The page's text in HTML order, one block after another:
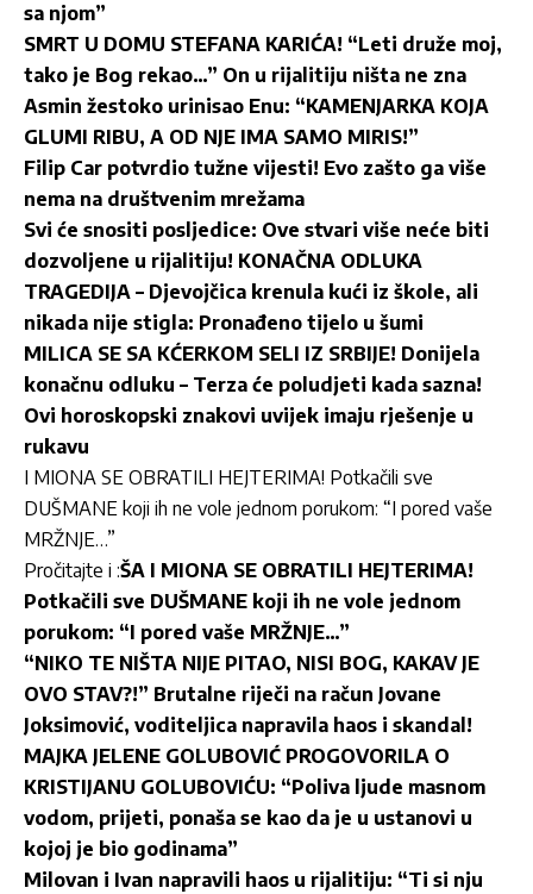
sa njom”
SMRT U DOMU STEFANA KARIĆA! “Leti druže moj,
tako je Bog rekao…” On u rijalitiju ništa ne zna
Asmin žestoko urinisao Enu: “KAMENJARKA KOJA
GLUMI RIBU, A OD NJE IMA SAMO MIRIS!”
Filip Car potvrdio tužne vijesti! Evo zašto ga više
nema na društvenim mrežama
Svi će snositi posljedice: Ove stvari više neće biti
dozvoljene u rijalitiju! KONAČNA ODLUKA
TRAGEDIJA – Djevojčica krenula kući iz škole, ali
nikada nije stigla: Pronađeno tijelo u šumi
MILICA SE SA KĆERKOM SELI IZ SRBIJE! Donijela
konačnu odluku – Terza će poludjeti kada sazna!
Ovi horoskopski znakovi uvijek imaju rješenje u
rukavu
I MIONA SE OBRATILI HEJTERIMA! Potkačili sve
DUŠMANE koji ih ne vole jednom porukom: “I pored vaše
MRŽNJE…”
Pročitajte i :ŠA I MIONA SE OBRATILI HEJTERIMA!
Potkačili sve DUŠMANE koji ih ne vole jednom
porukom: “I pored vaše MRŽNJE…”
“NIKO TE NIŠTA NIJE PITAO, NISI BOG, KAKAV JE
OVO STAV?!” Brutalne riječi na račun Jovane
Joksimović, voditeljica napravila haos i skandal!
MAJKA JELENE GOLUBOVIĆ PROGOVORILA O
KRISTIJANU GOLUBOVIĆU: “Poliva ljude masnom
vodom, prijeti, ponaša se kao da je u ustanovi u
kojoj je bio godinama”
Milovan i Ivan napravili haos u rijalitiju: “Ti si nju